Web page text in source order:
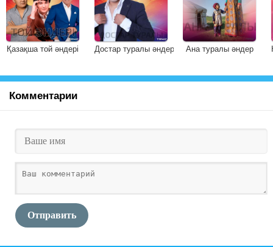
Қазақша той әндері Достар туралы әндер Ана туралы әндер
Комментарии
Отправить